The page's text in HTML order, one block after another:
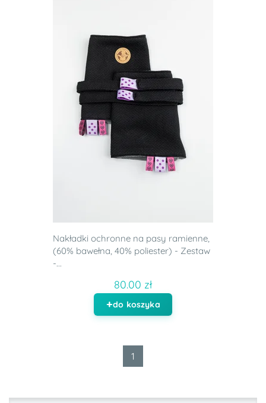
Nakładki ochronne na pasy ramienne,
(60% bawełna, 40% poliester) - Zestaw
-...
80.00 zł
do koszyka
1